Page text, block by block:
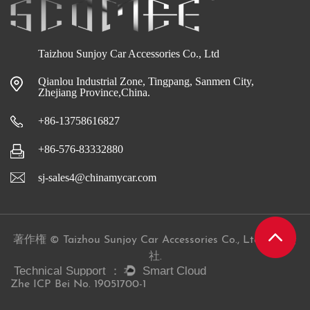
Taizhou Sunjoy Car Accessories Co., Ltd
Qianlou Industrial Zone, Tingpang, Sanmen City,
Zhejiang Province,China.
+86-13758616827
+86-576-83332880
sj-sales4@chinamycar.com
著作権 © Taizhou Sunjoy Car Accessories Co., Ltd 株式会
社.
Zhe ICP Bei No. 19051700-1